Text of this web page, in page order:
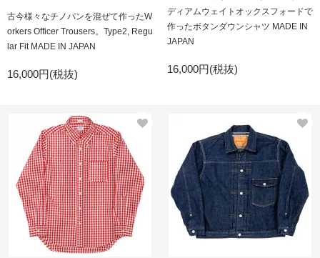
古今様々なチノパンを混ぜて作ったW
orkers Officer Trousers。Type2, Regu
lar Fit MADE IN JAPAN
16,000円(税抜)
ディアムウェイトオックスフォードで
作ったボタンダウンシャツ MADE IN
JAPAN
16,000円(税抜)